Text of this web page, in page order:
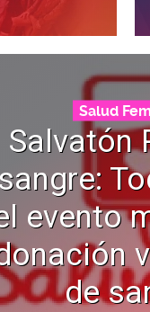
Salud
Salvatón
sangre:
evento
de